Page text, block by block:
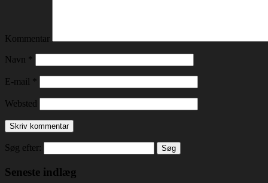
Kommentar
Navn *
E-mail *
Websted
Søg efter:
Seneste indlæg